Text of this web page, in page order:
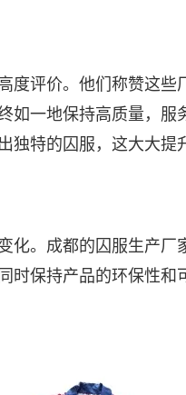
度评价。他们称赞这
如一地保持高质量，服
独特的囚服，这大大提
化。成都的囚服生产
时保持产品的环保性